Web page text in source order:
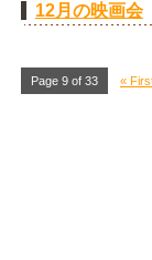
12月の映画会
Page 9 of 33 «